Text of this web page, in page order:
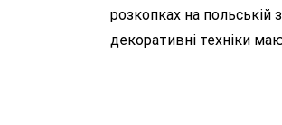
розкопках на польській
декоративні техніки